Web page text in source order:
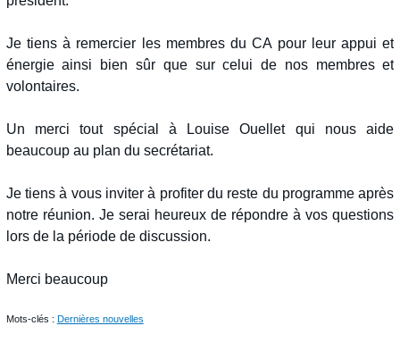
Je tiens à remercier les membres du CA pour leur appui et
énergie ainsi bien sûr que sur celui de nos membres et
volontaires.
Un merci tout spécial à Louise Ouellet qui nous aide
beaucoup au plan du secrétariat.
Je tiens à vous inviter à profiter du reste du programme après
notre réunion. Je serai heureux de répondre à vos questions
lors de la période de discussion.
Merci beaucoup
Mots-clés : Dernières nouvelles